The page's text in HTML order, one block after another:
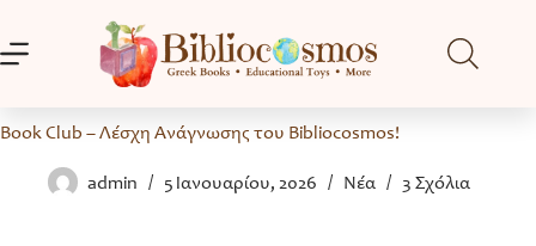
περιεχόμενο
Book Club – Λέσχη Ανάγνωσης του Bibliocosmos!
admin 5 Ιανουαρίου, 2026 Νέα 3 Σχόλια